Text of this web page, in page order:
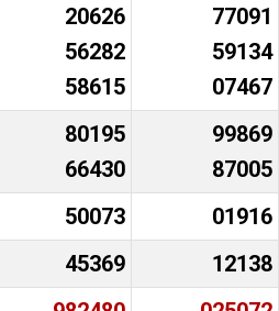
20626
56282
58615
77091
59134
07467
80195
66430
99869
87005
50073 01916
45369 12138